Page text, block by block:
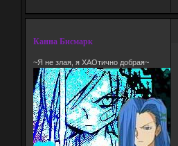
Канна Бисмарк
~Я не злая, я ХАОтично добрая~